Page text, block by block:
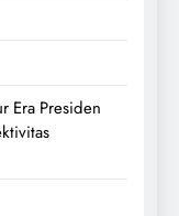
Era Presiden